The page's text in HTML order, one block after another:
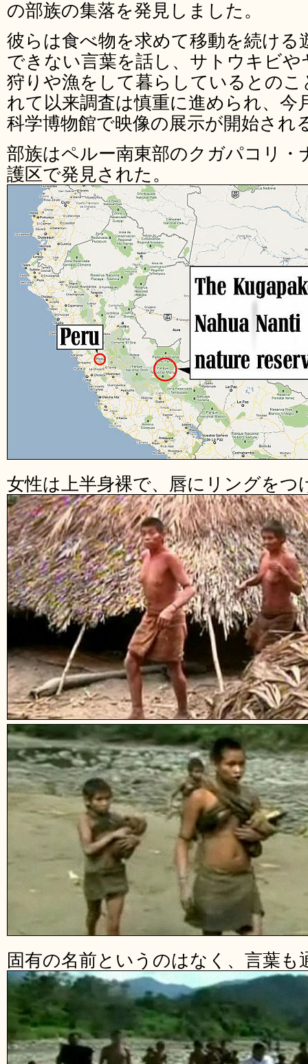
の部族の集落を発見しました。
彼らは食べ物を求めて移動を続ける
できない言葉を話し、サトウキビ
狩りや漁をして暮らしているとのこ
れて以来調査は慎重に進められ、今
科学博物館で映像の展示が開始され
部族はペルー南東部のクガパコリ・
護区で発見された。
女性は上半身裸で、唇にリングをつ
固有の名前というのはなく、言葉も